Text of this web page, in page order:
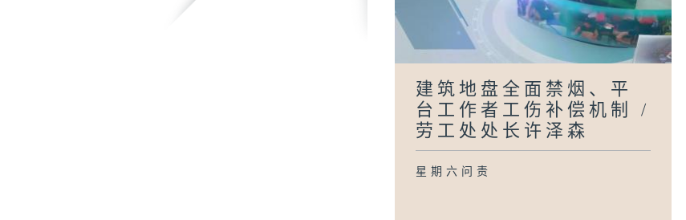
建筑地盘全面禁烟、平
台工作者工伤补偿机制 /
劳工处处长许泽森
星期六问责